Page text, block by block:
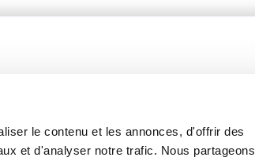
le contenu et les annonces, d'offrir des
et d'analyser notre trafic. Nous partageons
Catalogue 2024-2025